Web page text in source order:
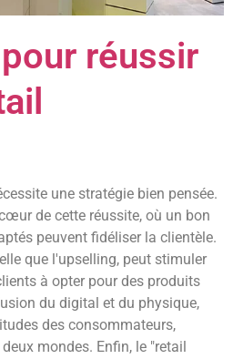
réussir
une stratégie bien pensée.
de cette réussite, où un bon
peuvent fidéliser la clientèle.
que l'upselling, peut stimuler
à opter pour des produits
du digital et du physique,
des consommateurs,
mondes. Enfin, le "retail